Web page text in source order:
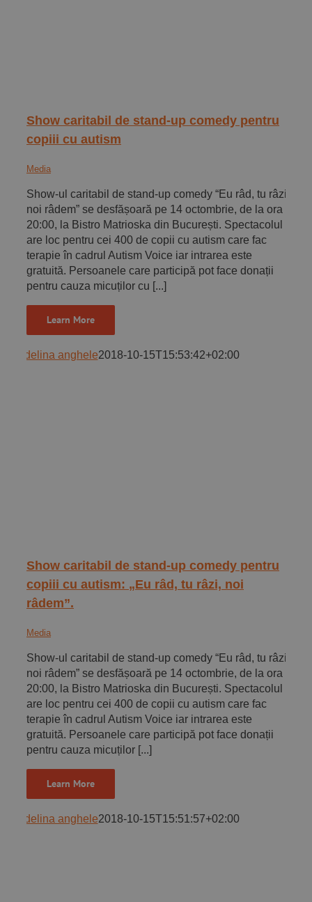
Show caritabil de stand-up comedy pentru
copiii cu autism
Media
Show-ul caritabil de stand-up comedy “Eu râd, tu râzi,
noi râdem” se desfășoară pe 14 octombrie, de la ora
20:00, la Bistro Matrioska din București. Spectacolul
are loc pentru cei 400 de copii cu autism care fac
terapie în cadrul Autism Voice iar intrarea este
gratuită. Persoanele care participă pot face donații
pentru cauza micuților cu [...]
Learn More
adelina anghele2018-10-15T15:53:42+02:00
Show caritabil de stand-up comedy pentru
copiii cu autism: „Eu râd, tu râzi, noi
râdem”.
Media
Show-ul caritabil de stand-up comedy “Eu râd, tu râzi,
noi râdem” se desfășoară pe 14 octombrie, de la ora
20:00, la Bistro Matrioska din București. Spectacolul
are loc pentru cei 400 de copii cu autism care fac
terapie în cadrul Autism Voice iar intrarea este
gratuită. Persoanele care participă pot face donații
pentru cauza micuților [...]
Learn More
adelina anghele2018-10-15T15:51:57+02:00